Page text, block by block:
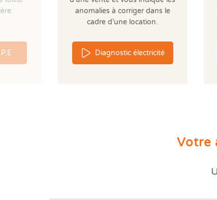
anomalies à corriger dans le
cadre d’une location.
Diagnostic électricité
Votre